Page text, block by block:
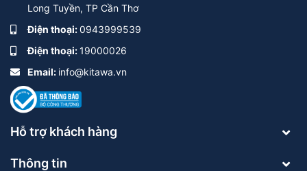
Long Tuyền, TP Cần Thơ
Điện thoại:0943999539
Điện thoại:19000026
Email: info@kitawa.vn
Hỗ trợ khách hàng
Thông tin